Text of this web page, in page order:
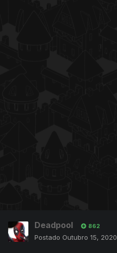
Deadpool 862
Postado Outubro 15, 2020